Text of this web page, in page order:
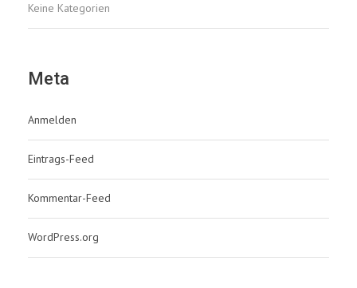
Keine Kategorien
Meta
Anmelden
Eintrags-Feed
Kommentar-Feed
WordPress.org